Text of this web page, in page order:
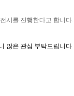
시를 진행한다고 합니다.
많은 관심 부탁드립니다.